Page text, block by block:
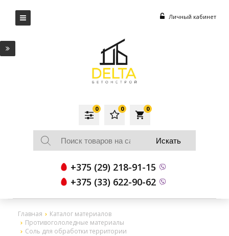
Личный кабинет
local_grocery_store
0
0
0
+375 (29) 218-91-15
+375 (33) 622-90-62
Главная
Каталог материалов
Противогололедные материалы
Соль для обработки территории